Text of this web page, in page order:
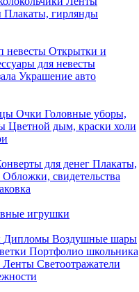
Плакаты, гирлянды
невесты Открытки и
для невесты
Украшение авто
Очки Головные уборы,
Цветной дым, краски холи
для денег Плакаты,
Обложки, свидетельства
игрушки
Дипломы Воздушные шары
Портфолио школьника
Ленты Светоотражатели